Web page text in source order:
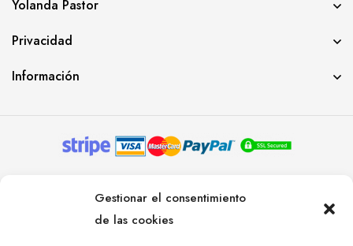
Gestionar el consentimiento
de las cookies
Yolanda Pastor
Privacidad
Información
RESERVADOS. AGENCIA DE COMUNICACIÓN
ÁNGULO TRES.